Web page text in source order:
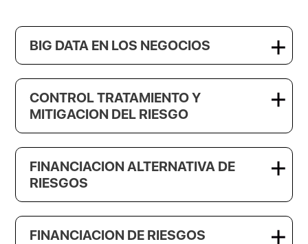
BIG DATA EN LOS NEGOCIOS
CONTROL TRATAMIENTO Y
MITIGACION DEL RIESGO
FINANCIACION ALTERNATIVA DE
RIESGOS
FINANCIACION DE RIESGOS